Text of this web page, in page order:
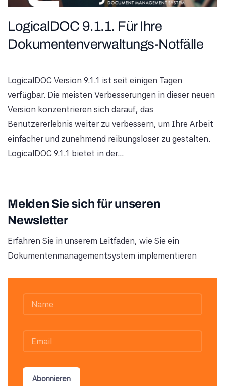
LogicalDOC 9.1.1. Für Ihre
Dokumentenverwaltungs-Notfälle
LogicalDOC Version 9.1.1 ist seit einigen Tagen
verfügbar. Die meisten Verbesserungen in dieser neuen
Version konzentrieren sich darauf, das
Benutzererlebnis weiter zu verbessern, um Ihre Arbeit
einfacher und zunehmend reibungsloser zu gestalten.
LogicalDOC 9.1.1 bietet in der...
Melden Sie sich für unseren
Newsletter
Erfahren Sie in unserem Leitfaden, wie Sie ein
Dokumentenmanagementsystem implementieren
Abonnieren